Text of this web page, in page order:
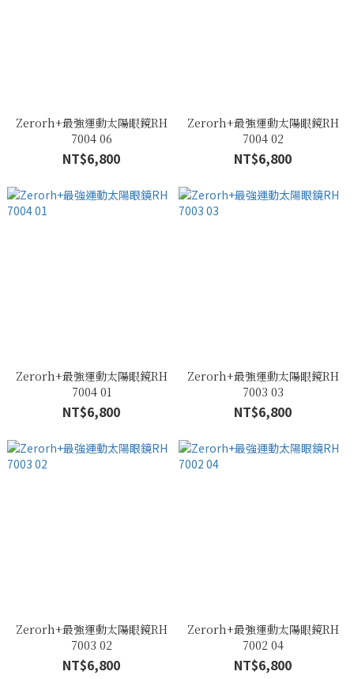
Zerorh+最強運動太陽眼鏡RH
7004 06
NT$6,800
Zerorh+最強運動太陽眼鏡RH
7004 02
NT$6,800
Zerorh+最強運動太陽眼鏡RH
7004 01
NT$6,800
Zerorh+最強運動太陽眼鏡RH
7003 03
NT$6,800
Zerorh+最強運動太陽眼鏡RH
7003 02
NT$6,800
Zerorh+最強運動太陽眼鏡RH
7002 04
NT$6,800